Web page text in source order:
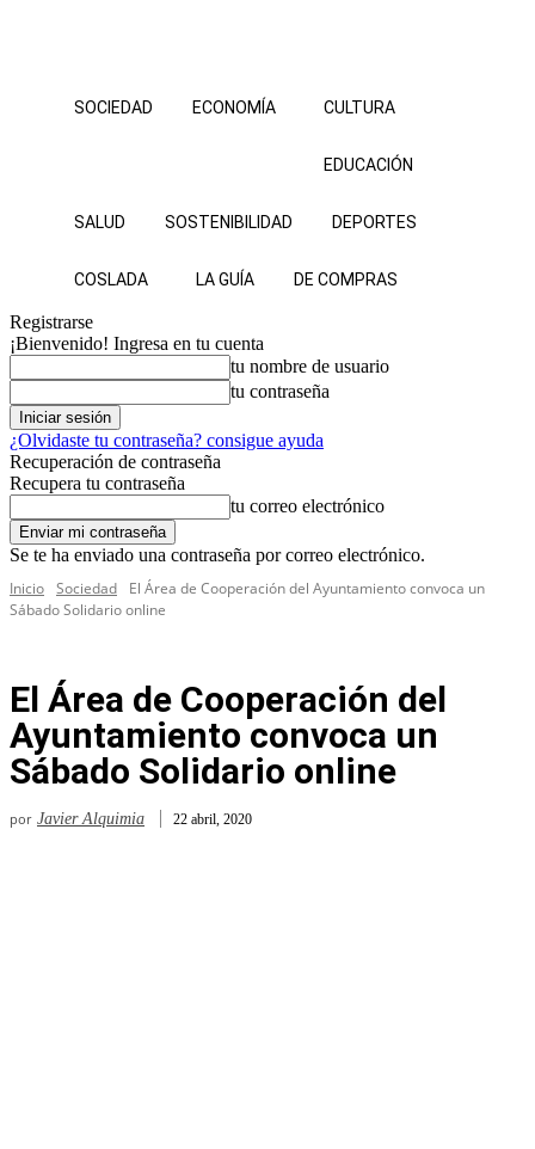
SOCIEDAD ECONOMÍA CULTURA
EDUCACIÓN
SALUD SOSTENIBILIDAD DEPORTES
COSLADA LA GUÍA DE COMPRAS
Registrarse
¡Bienvenido! Ingresa en tu cuenta
tu nombre de usuario
tu contraseña
¿Olvidaste tu contraseña? consigue ayuda
Recuperación de contraseña
Recupera tu contraseña
tu correo electrónico
Se te ha enviado una contraseña por correo electrónico.
Inicio Sociedad
El Área de Cooperación del Ayuntamiento convoca un
Sábado Solidario online
El Área de Cooperación del
Ayuntamiento convoca un
Sábado Solidario online
por Javier Alquimia 22 abril, 2020